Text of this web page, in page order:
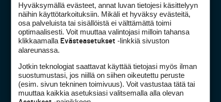
Golfpiste mediakortti
Golfpisteen yhteystiedot
DSA avoimuusraportti
Hyväksymällä evästeet, annat luvan tietojesi käsittelyyn
näihin käyttötarkoituksiin. Mikäli et hyväksy evästeitä,
osa palveluista tai sisällöistä ei välttämättä toimi
optimaalisesti. Voit muuttaa valintojasi milloin tahansa
klikkaamalla Evästeasetukset -linkkiä sivuston
alareunassa.
Jotkin teknologiat saattavat käyttää tietojasi myös ilman
suostumustasi, jos niillä on siihen oikeutettu peruste
(esim. sivun tekninen toimivuus). Voit vastustaa tätä tai
muuttaa kaikkia asetuksiasi valitsemalla alla olevan